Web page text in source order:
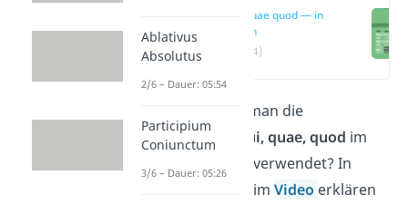
qui quae quod — in
Latein
(00:14)
Du fragst dich, wie man die
Relativpronomen
qui, quae, quod im
Lateinischen richtig verwendet? In
diesem Beitrag und im Video erklären
Ablativus
Absolutus
2/6 – Dauer: 05:54
Participium
Coniunctum
3/6 – Dauer: 05:26